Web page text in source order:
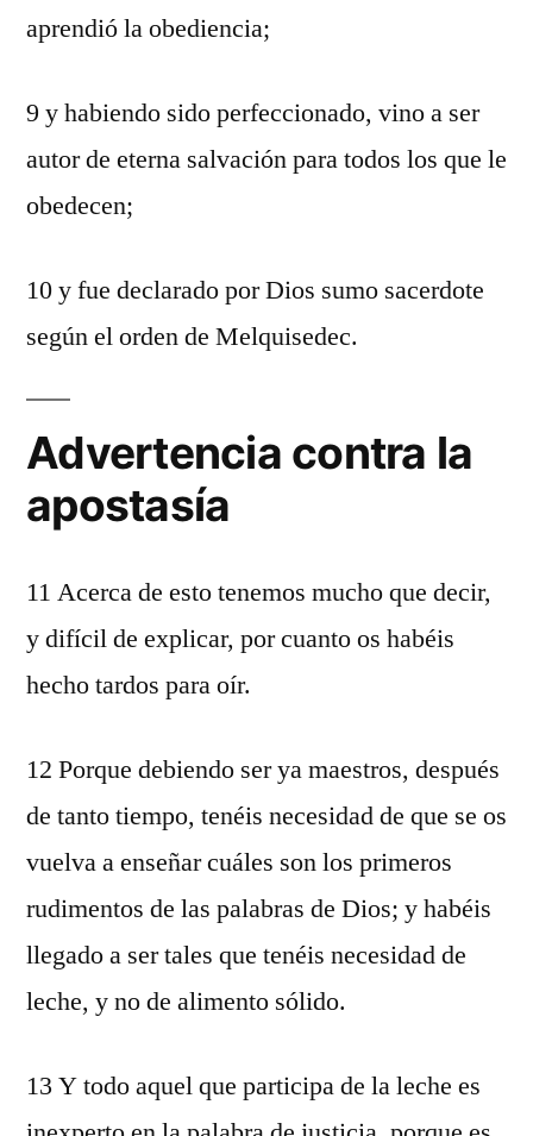
aprendió la obediencia;
9 y habiendo sido perfeccionado, vino a ser
autor de eterna salvación para todos los que le
obedecen;
10 y fue declarado por Dios sumo sacerdote
según el orden de Melquisedec.
Advertencia contra la
apostasía
11 Acerca de esto tenemos mucho que decir,
y difícil de explicar, por cuanto os habéis
hecho tardos para oír.
12 Porque debiendo ser ya maestros, después
de tanto tiempo, tenéis necesidad de que se os
vuelva a enseñar cuáles son los primeros
rudimentos de las palabras de Dios; y habéis
llegado a ser tales que tenéis necesidad de
leche, y no de alimento sólido.
13 Y todo aquel que participa de la leche es